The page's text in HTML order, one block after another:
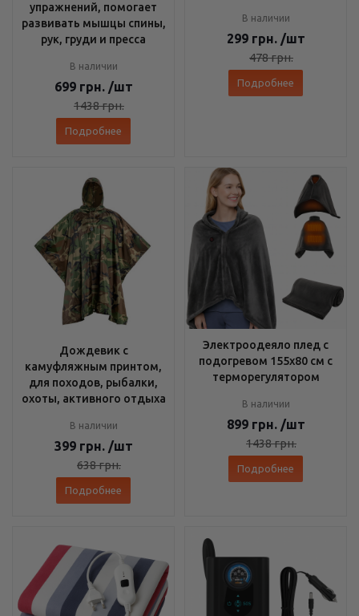
упражнений, помогает
развивать мышцы спины,
рук, груди и пресса
В наличии
699 грн. /шт
1438грн.
Подробнее
В наличии
299 грн. /шт
478грн.
Подробнее
Дождевик с
камуфляжным принтом,
для походов, рыбалки,
охоты, активного отдыха
В наличии
399 грн. /шт
638грн.
Подробнее
Электроодеяло плед с
подогревом 155х80 см с
терморегулятором
В наличии
899 грн. /шт
1438грн.
Подробнее